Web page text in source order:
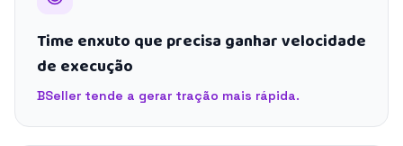
Time enxuto que precisa ganhar velocidade
de execução
BSeller tende a gerar tração mais rápida.